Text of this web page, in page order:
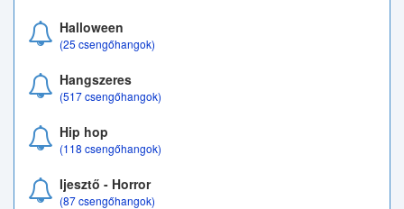
Halloween
(25 csengőhangok)
Hangszeres
(517 csengőhangok)
Hip hop
(118 csengőhangok)
Ijesztő - Horror
(87 csengőhangok)